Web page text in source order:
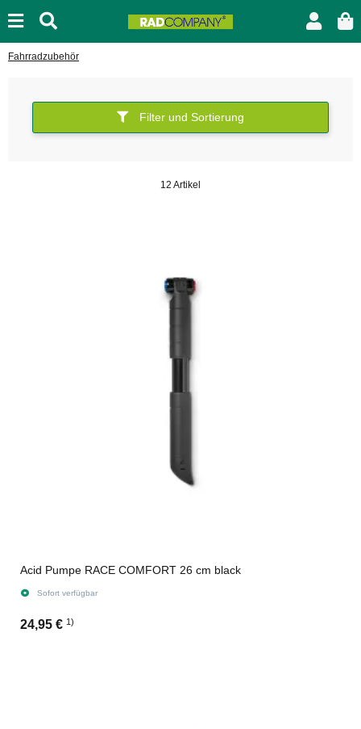
Fahrradzubehör
Filter und Sortierung
12 Artikel
Acid Pumpe RACE COMFORT 26 cm black
Sofort verfügbar
24,95 € 1)